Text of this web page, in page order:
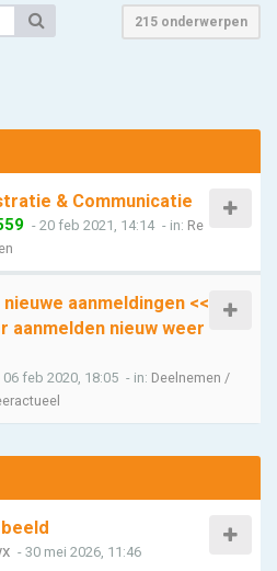
215 onderwerpen
& Communicatie
- 20 feb 2021, 14:14 - in: Re
aanmeldingen <<
aanmelden nieuw weer
06 feb 2020, 18:05 - in: Deelnemen /
- 30 mei 2026, 11:46